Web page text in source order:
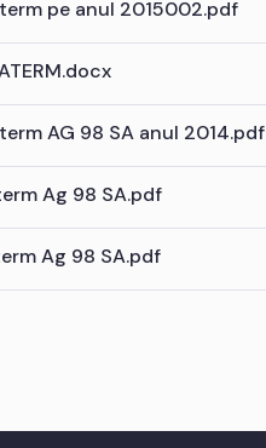
pe anul 2015002.pdf
AG 98 SA anul 2014.pdf
Ag 98 SA.pdf
Ag 98 SA.pdf